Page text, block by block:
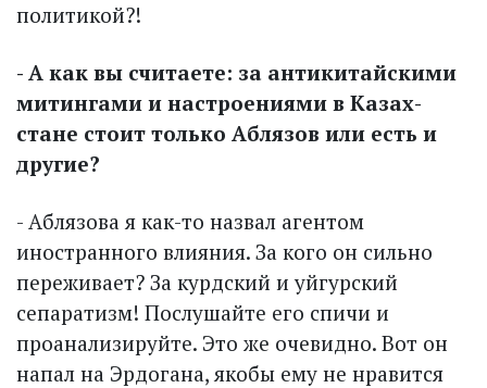
политикой?!
- А как вы считаете: за антикитайскими
митингами и настроениями в Казах­
стане стоит только Аблязов или есть и
другие?
- Аблязова я как-то назвал агентом
иностранного влияния. За кого он сильно
переживает? За курдский и уйгурский
сепаратизм! Послушайте его спичи и
проанализируйте. Это же очевидно. Вот он
напал на Эрдогана, якобы ему не нравится